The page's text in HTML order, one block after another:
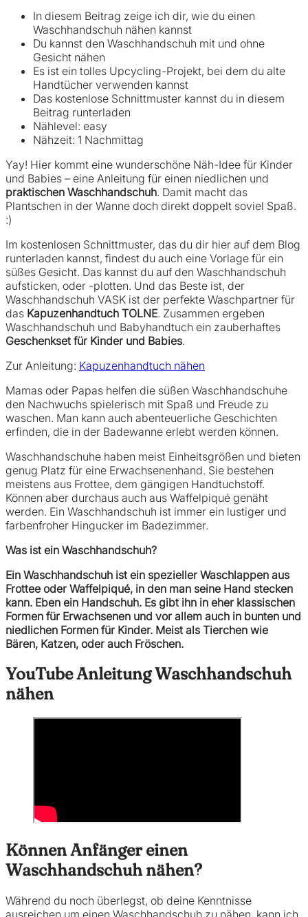
In diesem Beitrag zeige ich dir, wie du einen
Waschhandschuh nähen kannst
Du kannst den Waschhandschuh mit und ohne
Gesicht nähen
Es ist ein tolles Upcycling-Projekt, bei dem du alte
Handtücher verwenden kannst
Das kostenlose Schnittmuster kannst du in diesem
Beitrag runterladen
Nählevel: easy
Nähzeit: 1 Nachmittag
Yay! Hier kommt eine wunderschöne Näh-Idee für Kinder
und Babies – eine Anleitung für einen niedlichen und
praktischen Waschhandschuh. Damit macht das
Plantschen in der Wanne doch direkt doppelt soviel Spaß.
:)
Im kostenlosen Schnittmuster, das du dir hier auf dem Blog
runterladen kannst, findest du auch eine Vorlage für ein
süßes Gesicht. Das kannst du auf den Waschhandschuh
aufsticken, oder -plotten. Und das Beste ist, der
Waschhandschuh VASK ist der perfekte Waschpartner für
das Kapuzenhandtuch TOLNE. Zusammen ergeben
Waschhandschuh und Babyhandtuch ein zauberhaftes
Geschenkset für Kinder und Babies.
Zur Anleitung: Kapuzenhandtuch nähen
Mamas oder Papas helfen die süßen Waschhandschuhe
den Nachwuchs spielerisch mit Spaß und Freude zu
waschen. Man kann auch abenteuerliche Geschichten
erfinden, die in der Badewanne erlebt werden können.
Waschhandschuhe haben meist Einheitsgrößen und bieten
genug Platz für eine Erwachsenenhand. Sie bestehen
meistens aus Frottee, dem gängigen Handtuchstoff.
Können aber durchaus auch aus Waffelpiqué genäht
werden. Ein Waschhandschuh ist immer ein lustiger und
farbenfroher Hingucker im Badezimmer.
Was ist ein Waschhandschuh?
Ein Waschhandschuh ist ein spezieller Waschlappen aus
Frottee oder Waffelpiqué, in den man seine Hand stecken
kann. Eben ein Handschuh. Es gibt ihn in eher klassischen
Formen für Erwachsenen und vor allem auch in bunten und
niedlichen Formen für Kinder. Meist als Tierchen wie
Bären, Katzen, oder auch Fröschen.
YouTube Anleitung Waschhandschuh
nähen
Können Anfänger einen
Waschhandschuh nähen?
Während du noch überlegst, ob deine Kenntnisse